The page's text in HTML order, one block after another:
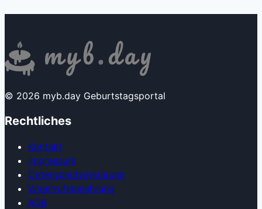
© 2026 myb.day Geburtstagsportal
Rechtliches
Kontakt
Impressum
Datenschutzerklärung
Widerrufsbelehrung
AGB